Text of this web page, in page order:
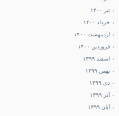
تیر ۱۴۰۰
خرداد ۱۴۰۰
اردیبهشت ۱۴۰۰
فروردین ۱۴۰۰
اسفند ۱۳۹۹
بهمن ۱۳۹۹
دی ۱۳۹۹
آذر ۱۳۹۹
آبان ۱۳۹۹